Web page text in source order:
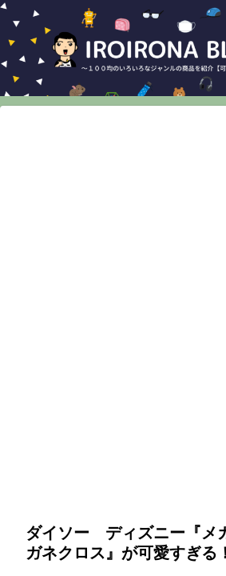
ダイソー ディズニー『メ
ガネクロス』が可愛すぎる！